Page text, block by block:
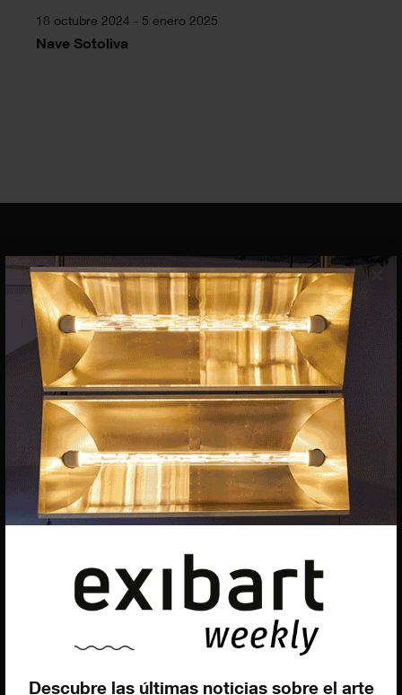
Descubre las últimas noticias sobre el arte
×
18 octubre 2024 - 5 enero 2025
Nave Sotoliva
EQUIPO
Dirección general
Uros Gorgone
Federico Pazzagli
Dirección exibart.es
Carolina Ciuti
Administración
Evelyn Parretti
Marketing
Francesca Grismondi
Marcello Moi